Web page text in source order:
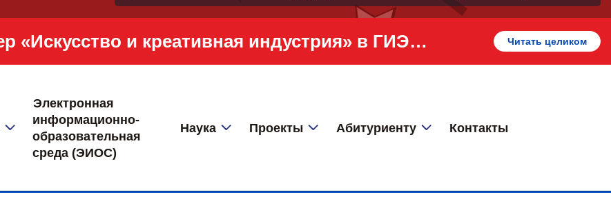
«Профессионалитет» - кластер «Искусство и креативная индустрия» в ГИЭФПТ Читать целиком
Электронная
информационно-
образовательная
среда (ЭИОС)
Наука Проекты Абитуриенту Контакты